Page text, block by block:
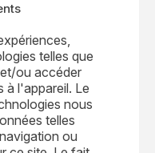
telles que
ou accéder
à l'appareil. Le
nous
telles
ou
sur la côte
accès direct au
pour tous
de 4 600 m²
de 100 t et